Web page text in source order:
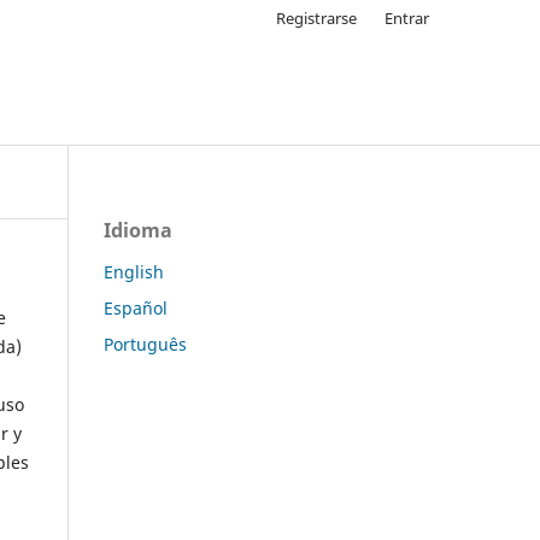
Registrarse Entrar
y
Idioma
English
Español
Português